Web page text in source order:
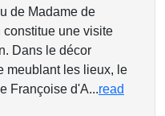
de Madame de
constitue une visite
Dans le décor
meublant les lieux, le
Françoise d'A...read